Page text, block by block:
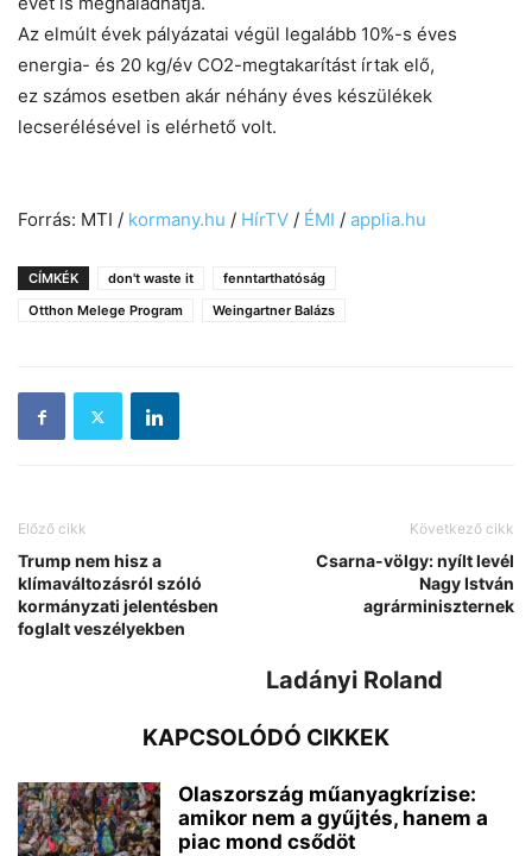
Az elmúlt évek pályázatai végül legalább 10%-s éves
energia- és 20 kg/év CO2-megtakarítást írtak elő,
ez számos esetben akár néhány éves készülékek
lecserélésével is elérhető volt.
Forrás: MTI / kormany.hu / HírTV / ÉMI / applia.hu
CÍMKÉK don't waste it
fenntarthatóság
Otthon Melege Program
Weingartner Balázs
Előző cikk
Trump nem hisz a
klímaváltozásról szóló
kormányzati jelentésben
foglalt veszélyekben
Következő cikk
Csarna-völgy: nyílt levél
Nagy István
agrárminiszternek
Ladányi Roland
KAPCSOLÓDÓ CIKKEK
Olaszország műanyagkrízise:
amikor nem a gyűjtés, hanem a
piac mond csődöt